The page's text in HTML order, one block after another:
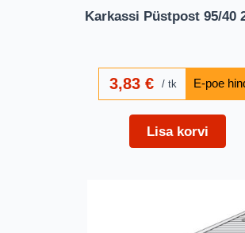
Karkassi Püstpost 95/40
3,83€ tk
Lisa korvi